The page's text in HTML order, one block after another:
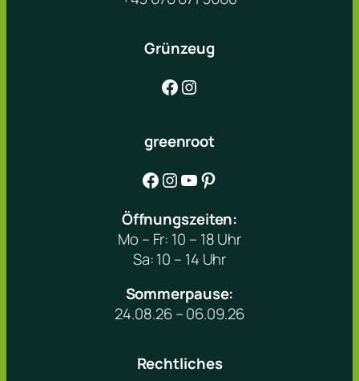
Grünzeug
Facebook Instagram
greenroot
Facebook Instagram YouTube Pinterest
Öffnungszeiten:
Mo – Fr: 10 – 18 Uhr
Sa: 10 – 14 Uhr
Sommerpause:
24.08.26 – 06.09.26
Rechtliches